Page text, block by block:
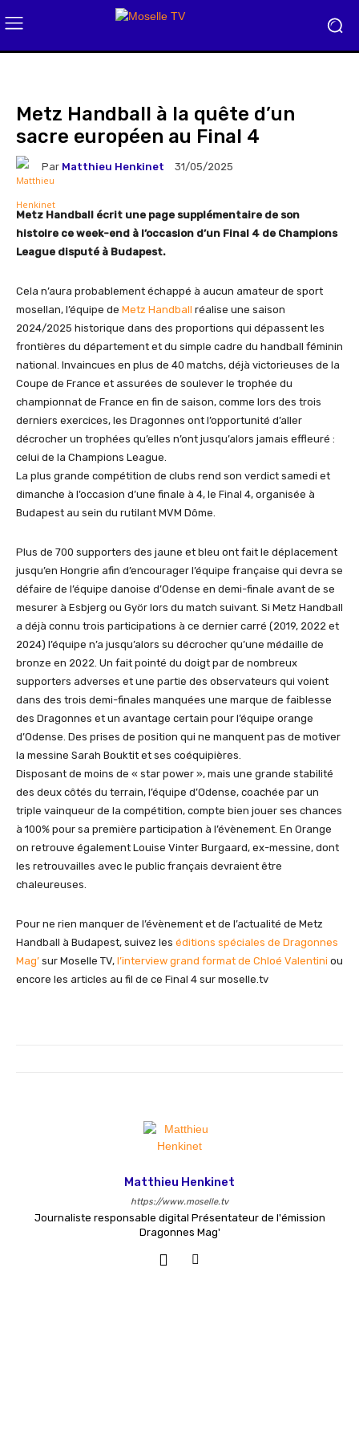
Metz Handball à la quête d’un
sacre européen au Final 4
Par Matthieu Henkinet 31/05/2025
Metz Handball écrit une page supplémentaire de son
histoire ce week-end à l’occasion d’un Final 4 de Champions
League disputé à Budapest.
Cela n’aura probablement échappé à aucun amateur de sport
mosellan, l’équipe de Metz Handball réalise une saison
2024/2025 historique dans des proportions qui dépassent les
frontières du département et du simple cadre du handball féminin
national. Invaincues en plus de 40 matchs, déjà victorieuses de la
Coupe de France et assurées de soulever le trophée du
championnat de France en fin de saison, comme lors des trois
derniers exercices, les Dragonnes ont l’opportunité d’aller
décrocher un trophées qu’elles n’ont jusqu’alors jamais effleuré :
celui de la Champions League.
La plus grande compétition de clubs rend son verdict samedi et
dimanche à l’occasion d’une finale à 4, le Final 4, organisée à
Budapest au sein du rutilant MVM Dôme.
Plus de 700 supporters des jaune et bleu ont fait le déplacement
jusqu’en Hongrie afin d’encourager l’équipe française qui devra se
défaire de l’équipe danoise d’Odense en demi-finale avant de se
mesurer à Esbjerg ou Györ lors du match suivant. Si Metz Handball
a déjà connu trois participations à ce dernier carré (2019, 2022 et
2024) l’équipe n’a jusqu’alors su décrocher qu’une médaille de
bronze en 2022. Un fait pointé du doigt par de nombreux
supporters adverses et une partie des observateurs qui voient
dans des trois demi-finales manquées une marque de faiblesse
des Dragonnes et un avantage certain pour l’équipe orange
d’Odense. Des prises de position qui ne manquent pas de motiver
la messine Sarah Bouktit et ses coéquipières.
Disposant de moins de « star power », mais une grande stabilité
des deux côtés du terrain, l’équipe d’Odense, coachée par un
triple vainqueur de la compétition, compte bien jouer ses chances
à 100% pour sa première participation à l’évènement. En Orange
on retrouve également Louise Vinter Burgaard, ex-messine, dont
les retrouvailles avec le public français devraient être
chaleureuses.
Pour ne rien manquer de l’évènement et de l’actualité de Metz
Handball à Budapest, suivez les éditions spéciales de Dragonnes
Mag’ sur Moselle TV, l’interview grand format de Chloé Valentini ou
encore les articles au fil de ce Final 4 sur moselle.tv
Matthieu Henkinet
https://www.moselle.tv
Journaliste responsable digital Présentateur de l'émission
Dragonnes Mag'